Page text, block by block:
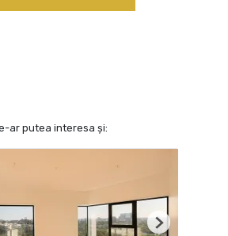
ar putea interesa și:
Next